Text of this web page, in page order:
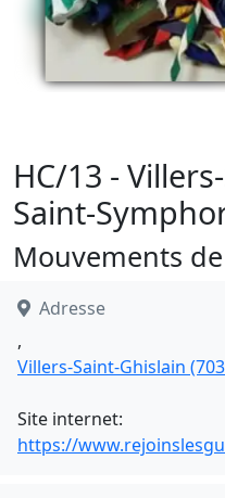
HC/13 -
Saint-
Mouvements
Adresse
,
Villers-Saint-Ghislain
Site internet:
https://